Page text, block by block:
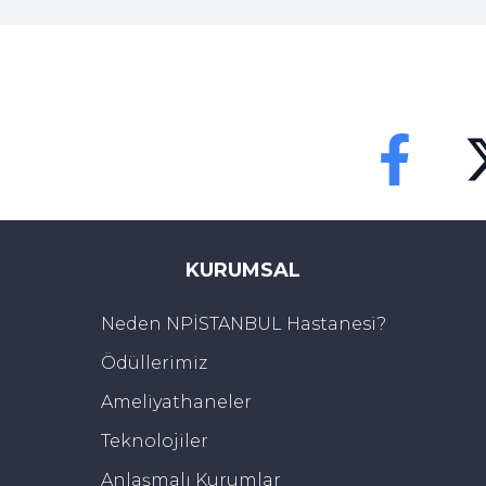
KURUMSAL
Neden NPİSTANBUL Hastanesi?
Ödüllerimiz
Ameliyathaneler
Teknolojiler
Anlaşmalı Kurumlar